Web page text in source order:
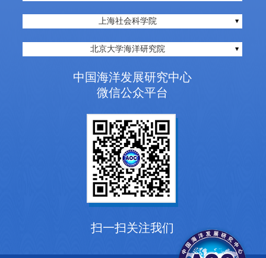
上海社会科学院
北京大学海洋研究院
中国海洋发展研究中心
微信公众平台
扫一扫关注我们